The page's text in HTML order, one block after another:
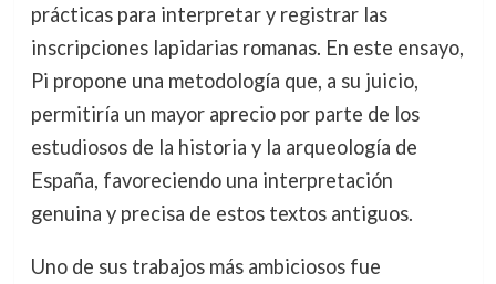
prácticas para interpretar y registrar las
inscripciones lapidarias romanas. En este ensayo,
Pi propone una metodología que, a su juicio,
permitiría un mayor aprecio por parte de los
estudiosos de la historia y la arqueología de
España, favoreciendo una interpretación
genuina y precisa de estos textos antiguos.
Uno de sus trabajos más ambiciosos fue